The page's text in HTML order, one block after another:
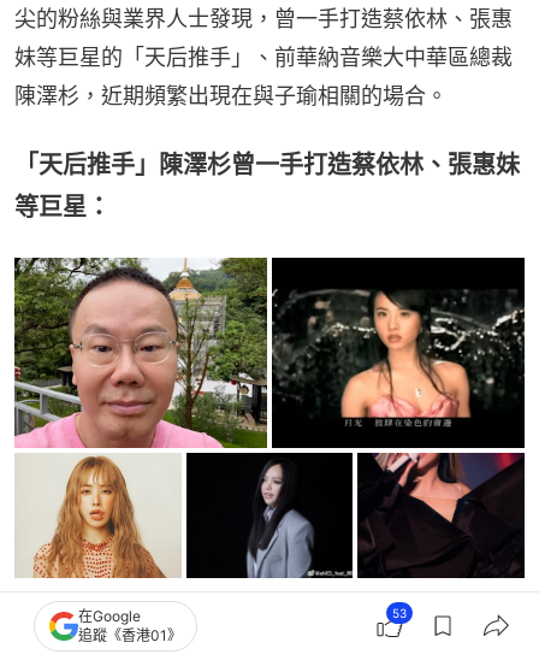
尖的粉絲與業界人士發現，曾一手打造蔡依林、張惠
妹等巨星的「天后推手」、前華納音樂大中華區總裁
陳澤杉，近期頻繁出現在與子瑜相關的場合。
「天后推手」陳澤杉曾一手打造蔡依林、張惠妹
等巨星：
不僅先前的TWICE澳門場、台北場活動都能看到陳澤
在Google
追蹤《香港01》
53